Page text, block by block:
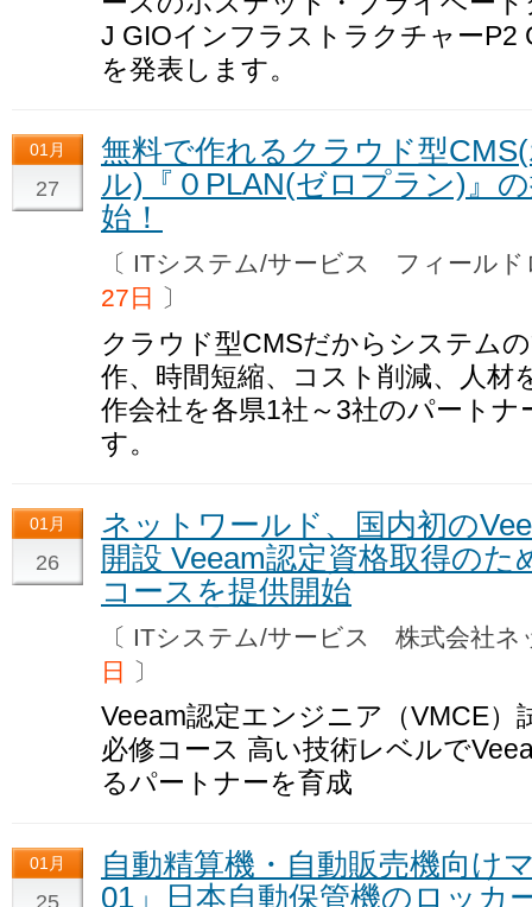
J GIOインフラストラクチャーP2
を発表します。
01月
27
無料で作れるクラウド型
ル)『０PLAN(ゼロプラン)』
始！
〔 ITシステム/サービス フィール
27日
〕
クラウド型CMSだからシステム
作、時間短縮、コスト削減、人材
作会社を各県1社～3社のパート
す。
01月
26
ネットワールド、国内初の
開設 Veeam認定資格取得の
コースを提供開始
〔 ITシステム/サービス 株式会社
日
〕
Veeam認定エンジニア（VMCE
必修コース 高い技術レベルで
るパートナーを育成
01月
自動精算機・自動販売機向け
01」日本自動保管機のロッカ